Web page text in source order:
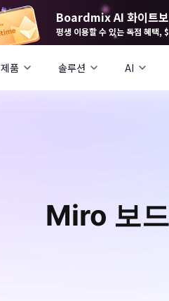
Boardmix AI 화이트보
평생 이용할 수 있는 독점 혜택,
제품 솔루션 AI
Miro 보